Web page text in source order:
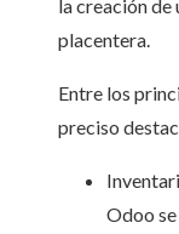
la creación
placentera.
Entre los
preciso
Odoo